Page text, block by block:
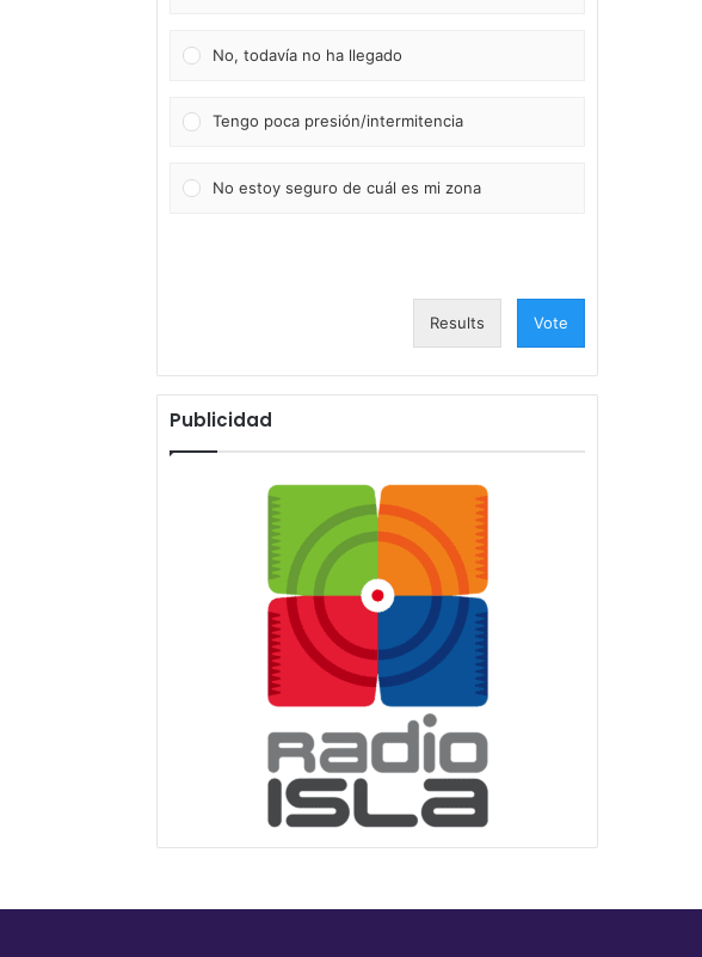
No, todavía no ha llegado
Tengo poca presión/intermitencia
No estoy seguro de cuál es mi zona
Results Vote
Publicidad